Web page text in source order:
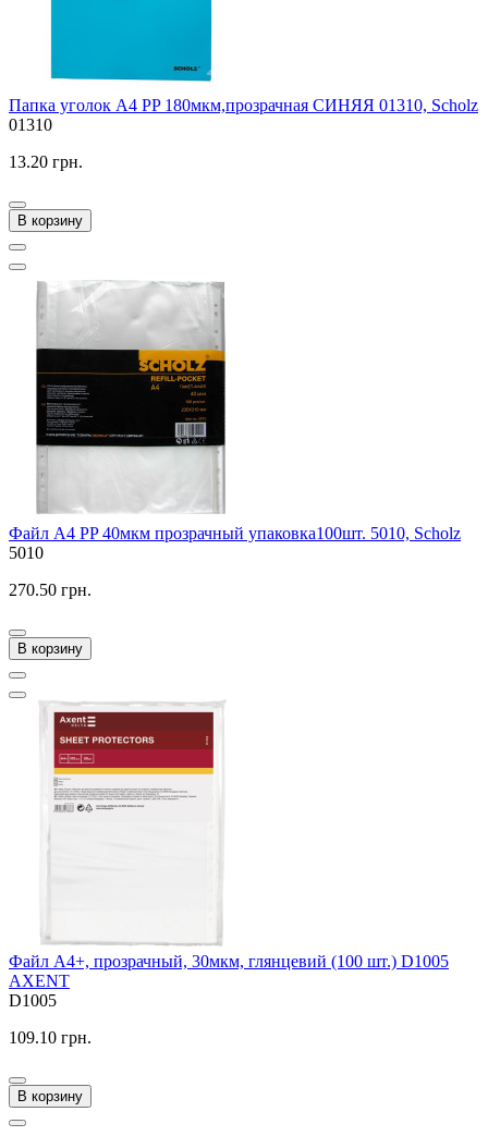
Папка уголок A4 PP 180мкм,прозрачная СИНЯЯ 01310, Scholz
01310
13.20 грн.
В корзину
Файл A4 PP 40мкм прозрачный упаковка100шт. 5010, Scholz
5010
270.50 грн.
В корзину
Файл А4+, прозрачный, 30мкм, глянцевий (100 шт.) D1005
AXENT
D1005
109.10 грн.
В корзину